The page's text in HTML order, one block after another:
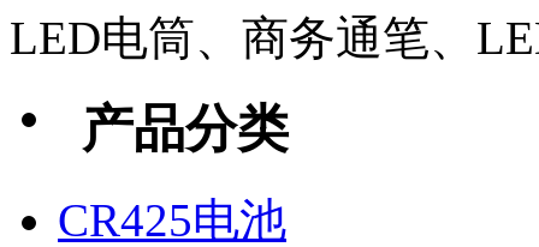
LED电筒、商务通笔、
产品分类
CR425电池